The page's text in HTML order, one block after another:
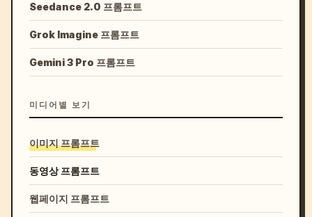
Seedance 2.0 프롬프트
Grok Imagine 프롬프트
Gemini 3 Pro 프롬프트
미디어별 보기
이미지 프롬프트
동영상 프롬프트
웹페이지 프롬프트